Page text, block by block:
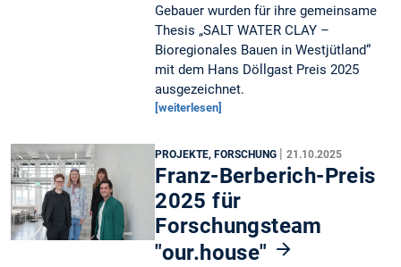
Gebauer wurden für ihre gemeinsame
Thesis „SALT WATER CLAY –
Bioregionales Bauen in Westjütland“
mit dem Hans Döllgast Preis 2025
ausgezeichnet.
[weiterlesen]
PROJEKTE, FORSCHUNG |21.10.2025
Franz-Berberich-Preis
2025 für
Forschungsteam
"our.house"